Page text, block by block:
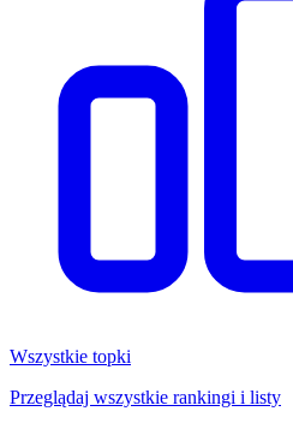
Wszystkie topki
Przeglądaj wszystkie rankingi i listy